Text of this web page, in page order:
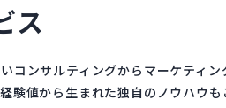
ス
コンサルティングからマーケティ
験値から生まれた独自のノウハウも